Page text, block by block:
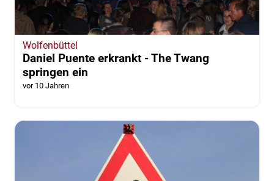
Wolfenbüttel
Daniel Puente erkrankt - The Twang
springen ein
vor 10 Jahren